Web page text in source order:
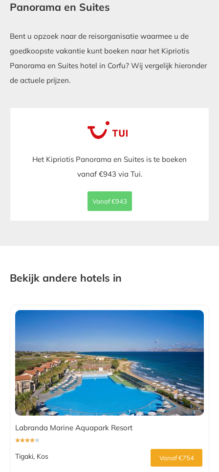
Panorama en Suites
Bent u opzoek naar de reisorganisatie waarmee u de
goedkoopste vakantie kunt boeken naar het Kipriotis
Panorama en Suites hotel in Corfu? Wij vergelijk hieronder
de actuele prijzen.
Het Kipriotis Panorama en Suites is te boeken
vanaf €943 via Tui.
Vanaf €943
Bekijk andere hotels in
Labranda Marine Aquapark Resort
Tigaki, Kos Vanaf €754